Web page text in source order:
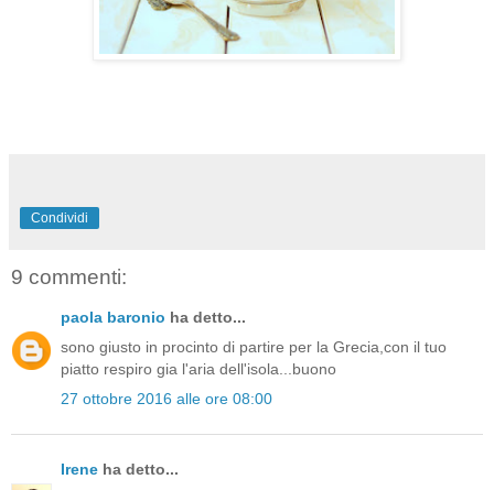
Condividi
9 commenti:
paola baronio ha detto...
sono giusto in procinto di partire per la Grecia,con il tuo
piatto respiro gia l'aria dell'isola...buono
27 ottobre 2016 alle ore 08:00
Irene ha detto...